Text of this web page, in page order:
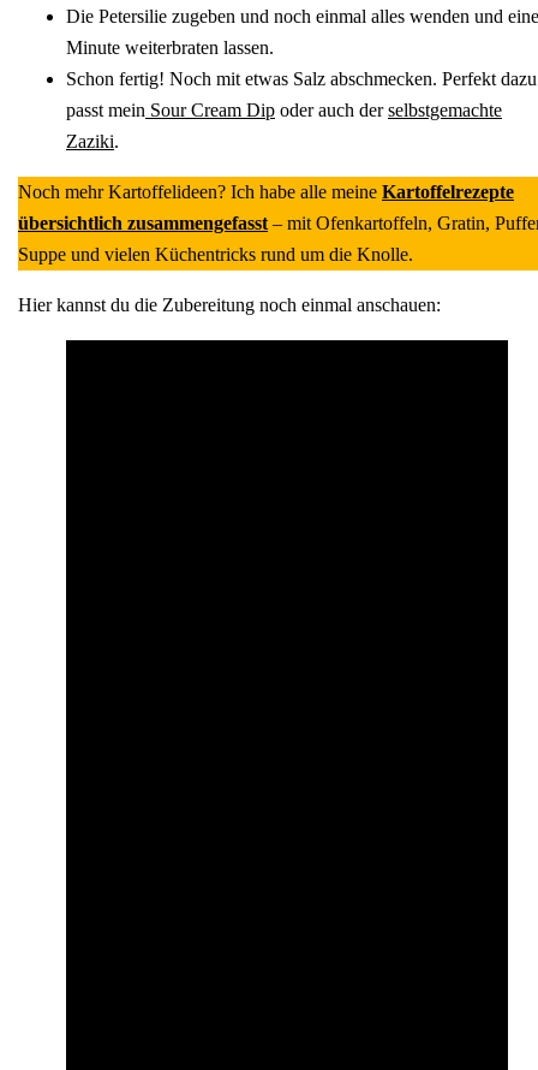
Die Petersilie zugeben und noch einmal alles wenden und eine
Minute weiterbraten lassen.
Schon fertig! Noch mit etwas Salz abschmecken. Perfekt dazu
passt mein Sour Cream Dip oder auch derselbstgemachte
Zaziki.
Noch mehr Kartoffelideen? Ich habe alle meine Kartoffelrezepte
übersichtlich zusammengefasst – mit Ofenkartoffeln, Gratin,
Suppe und vielen Küchentricks rund um die Knolle.
Hier kannst du die Zubereitung noch einmal anschauen: